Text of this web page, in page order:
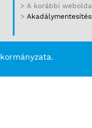
> A korábbi
>